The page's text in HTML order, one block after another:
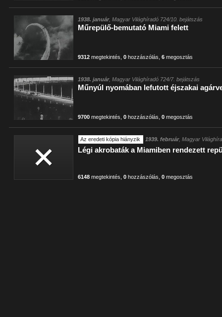
1938. január, Magyar Világhíradó 724/10. bejátszás
Műrepülő-bemutató Miami felett
9312 megtekintés ,0 hozzászólás ,6 megosztás
1938. január, Magyar Világhíradó 724/7. bejátszás
Műnyúl nyomában lefutott éjszakai
9700 megtekintés ,0 hozzászólás ,0 megosztás
Az eredeti kópia hiányzik 1939. február, Magyar
Légi akrobaták a Miamiben rendezett
6148 megtekintés ,0 hozzászólás ,0 megosztás